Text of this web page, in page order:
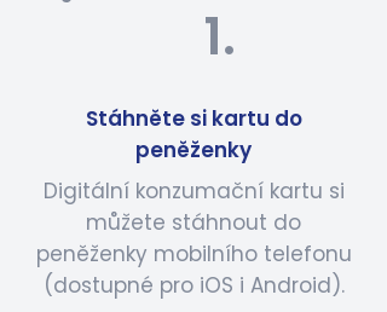
1.
Stáhněte si kartu do
peněženky
Digitální konzumační kartu si
můžete stáhnout do
peněženky mobilního telefonu
(dostupné pro iOS i Android).